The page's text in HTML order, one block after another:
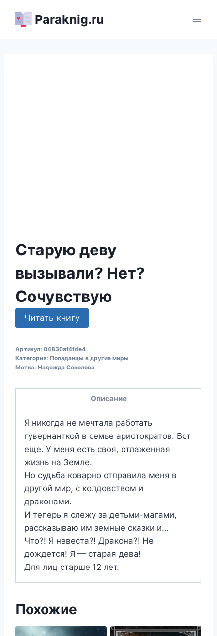
Paraknig.ru
Старую деву
вызывали? Нет?
Сочувствую
Читать книгу
Артикул: 04830af4fde4
Категория: Попаданцы в другие миры
Метка: Надежда Соколова
Описание
Я никогда не мечтала работать
гувернанткой в семье аристократов. Вот
еще. У меня есть своя, отлаженная
жизнь на Земле.
Но судьба коварно отправила меня в
другой мир, с колдовством и
драконами.
И теперь я слежу за детьми-магами,
рассказываю им земные сказки и…
Что?! Я невеста?! Дракона?! Не
дождется! Я — старая дева!
Для лиц старше 12 лет.
Похожие